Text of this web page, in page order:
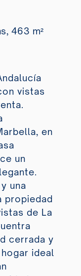
463 m²
vistas
en
un
una
propiedad
de La
cerrada y
ideal